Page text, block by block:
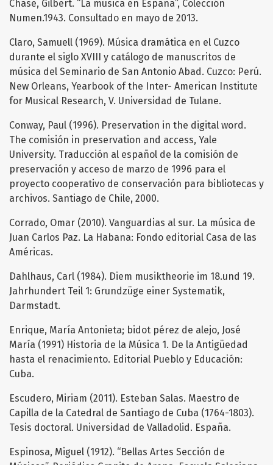
Chase, Gilbert. “La música en España”, Colección
Numen.1943. Consultado en mayo de 2013.
Claro, Samuell (1969). Música dramática en el Cuzco
durante el siglo XVIII y catálogo de manuscritos de
música del Seminario de San Antonio Abad. Cuzco: Perú.
New Orleans, Yearbook of the Inter- American Institute
for Musical Research, V. Universidad de Tulane.
Conway, Paul (1996). Preservation in the digital word.
The comisión in preservation and access, Yale
University. Traducción al español de la comisión de
preservación y acceso de marzo de 1996 para el
proyecto cooperativo de conservación para bibliotecas y
archivos. Santiago de Chile, 2000.
Corrado, Omar (2010). Vanguardias al sur. La música de
Juan Carlos Paz. La Habana: Fondo editorial Casa de las
Américas.
Dahlhaus, Carl (1984). Diem musiktheorie im 18.und 19.
Jahrhundert Teil 1: Grundzüge einer Systematik,
Darmstadt.
Enrique, María Antonieta; bidot pérez de alejo, José
María (1991) Historia de la Música 1. De la Antigüedad
hasta el renacimiento. Editorial Pueblo y Educación:
Cuba.
Escudero, Miriam (2011). Esteban Salas. Maestro de
Capilla de la Catedral de Santiago de Cuba (1764-1803).
Tesis doctoral. Universidad de Valladolid. España.
Espinosa, Miguel (1912). “Bellas Artes Sección de